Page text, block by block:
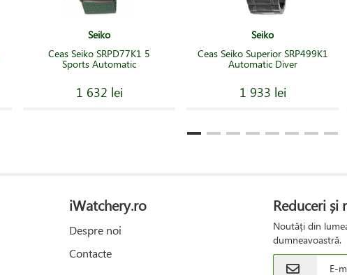
Seiko
Ceas Seiko SRPD77K1 5
Sports Automatic
1 632 lei
Seiko
Ceas Seiko Superior SRP499K1
Automatic Diver
1 933 lei
iWatchery.ro
Despre noi
Contacte
Reduceri
Noutăți din
dumneavoastră.